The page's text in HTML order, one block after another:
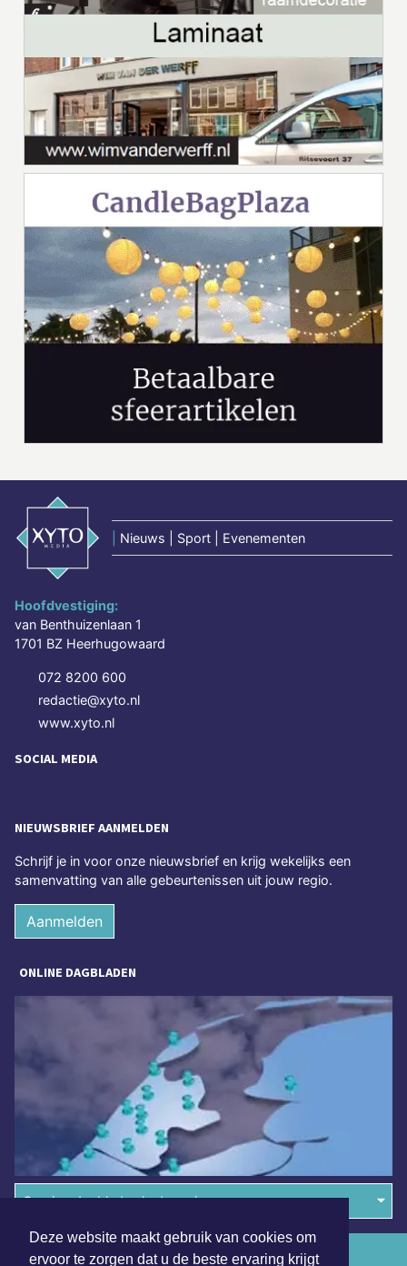
Deze website maakt gebruik van cookies om
ervoor te zorgen dat u de beste ervaring krijgt
Nieuws | Sport | Evenementen
Hoofdvestiging:
van Benthuizenlaan 1
1701 BZ Heerhugowaard
072 8200 600
redactie@xyto.nl
www.xyto.nl
SOCIAL MEDIA
NIEUWSBRIEF AANMELDEN
Schrijf je in voor onze nieuwsbrief en krijg wekelijks een
samenvatting van alle gebeurtenissen uit jouw regio.
Aanmelden
ONLINE DAGBLADEN
Overige dagbladen in de regio
Algemene voorwaarden